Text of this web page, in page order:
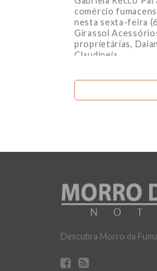
comércio
nesta sexta-feira
Girassol
proprietárias,
Claudineia...
Descubra Morro da